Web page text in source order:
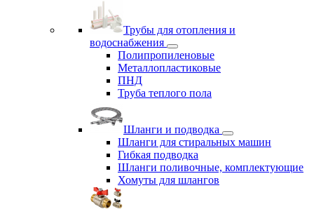
Трубы для отопления и
водоснабжения
Полипропиленовые
Металлопластиковые
ПНД
Труба теплого пола
Шланги и подводка
Шланги для стиральных машин
Гибкая подводка
Шланги поливочные, комплектующие
Хомуты для шлангов